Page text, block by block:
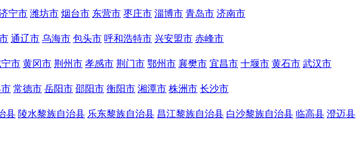
宁市 潍坊市 烟台市 东营市 枣庄市 淄博市 青岛市 济南市
通辽市 乌海市 包头市 呼和浩特市 兴安盟市 赤峰市
宁市 黄冈市 荆州市 孝感市 荆门市 鄂州市 襄樊市 宜昌市 十堰市 黄石市 武汉市
常德市 岳阳市 邵阳市 衡阳市 湘潭市 株洲市 长沙市
县 陵水黎族自治县 乐东黎族自治县 昌江黎族自治县 白沙黎族自治县 临高县 澄迈县